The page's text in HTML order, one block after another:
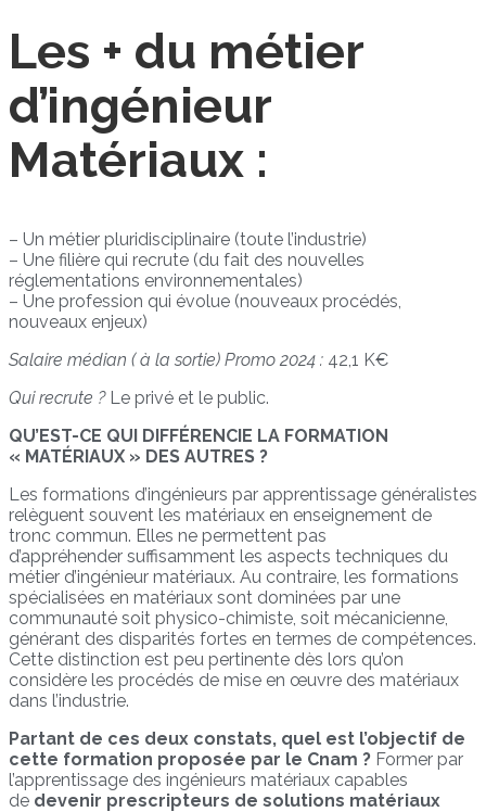
Les + du métier
d’ingénieur
Matériaux :
– Un métier pluridisciplinaire (toute l’industrie)
– Une filière qui recrute (du fait des nouvelles
réglementations environnementales)
– Une profession qui évolue (nouveaux procédés,
nouveaux enjeux)
Salaire médian ( à la sortie) Promo 2024 : 42,1 K€
Qui recrute ?Le privé et le public.
QU’EST-CE QUI DIFFÉRENCIE LA FORMATION
« MATÉRIAUX » DES AUTRES ?
Les formations d’ingénieurs par apprentissage généralistes
relèguent souvent les matériaux en enseignement de
tronc commun. Elles ne permettent pas
d’appréhender suffisamment les aspects techniques du
métier d’ingénieur matériaux. Au contraire, les formations
spécialisées en matériaux sont dominées par une
communauté soit physico-chimiste, soit mécanicienne,
générant des disparités fortes en termes de compétences.
Cette distinction est peu pertinente dès lors qu’on
considère les procédés de mise en œuvre des matériaux
dans l’industrie.
Partant de ces deux constats, quel est l’objectif de
cette formation proposée par le Cnam ? Former par
l’apprentissage des ingénieurs matériaux capables
de devenir prescripteurs de solutions matériaux